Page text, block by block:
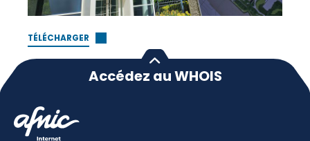
TÉLÉCHARGER
Accédez au WHOIS